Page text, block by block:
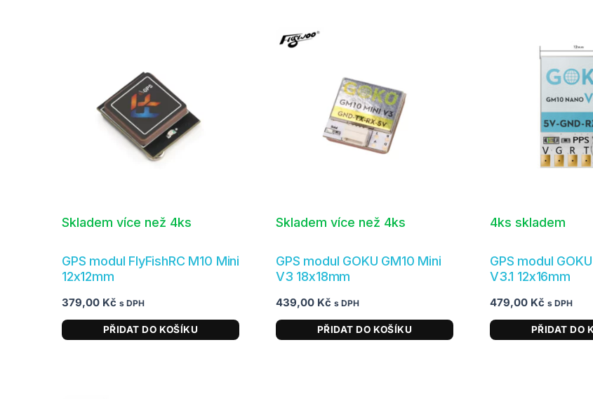
Skladem více než 4ks
GPS modul FlyFishRC M10 Mini
12x12mm
379,00 Kč s DPH
PŘIDAT DO KOŠÍKU
Skladem více než 4ks
GPS modul GOKU GM10 Mini
V3 18x18mm
439,00 Kč s DPH
PŘIDAT DO KOŠÍKU
4ks skladem
GPS modul
V3.1 12x16mm
479,00 Kč s DPH
PŘIDAT DO